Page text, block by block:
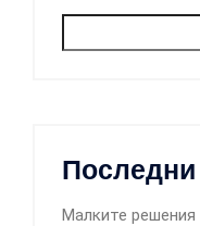
Малките решения